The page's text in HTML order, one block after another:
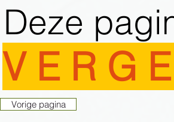
Deze
V E R G
Vorige pagina